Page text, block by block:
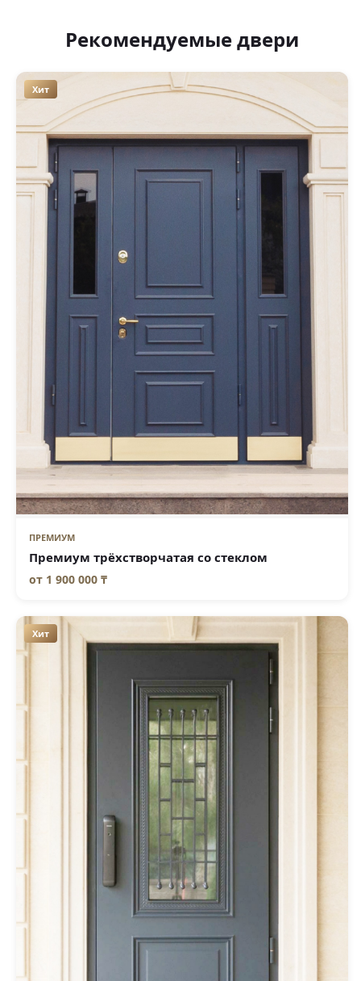
Рекомендуемые двери
Хит
ПРЕМИУМ
Премиум трёхстворчатая со стеклом
от 1 900 000 ₸
Хит